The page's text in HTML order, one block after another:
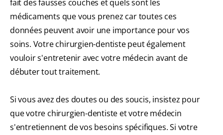
fait des fausses couches et quels sont les
médicaments que vous prenez car toutes ces
données peuvent avoir une importance pour vos
soins. Votre chirurgien-dentiste peut également
vouloir s'entretenir avec votre médecin avant de
débuter tout traitement.
Si vous avez des doutes ou des soucis, insistez pour
que votre chirurgien-dentiste et votre médecin
s'entretiennent de vos besoins spécifiques. Si votre